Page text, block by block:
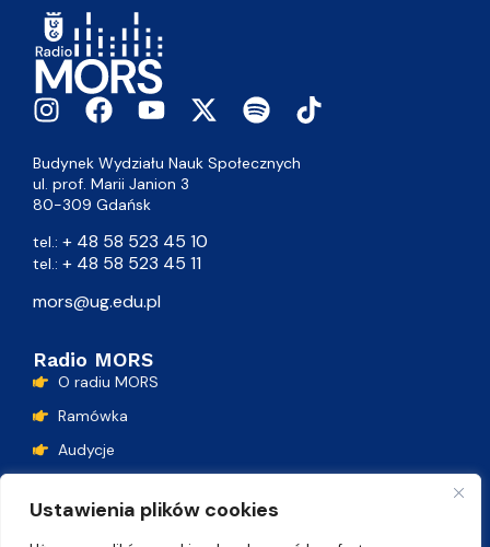
Ustawienia plików cookies
Budynek Wydziału Nauk Społecznych
ul. prof. Marii Janion 3
80-309 Gdańsk
tel.: + 48 58 523 45 10
tel.: + 48 58 523 45 11
mors@ug.edu.pl
Radio MORS
O radiu MORS
Ramówka
Audycje
Lista przebojów